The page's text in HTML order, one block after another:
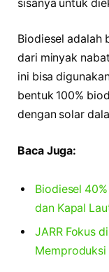
sisanya untuk
Biodiesel adalah
dari minyak
ini bisa
bentuk 100%
dengan solar
Baca Juga:
Biodiesel
dan Kapal
JARR Fokus